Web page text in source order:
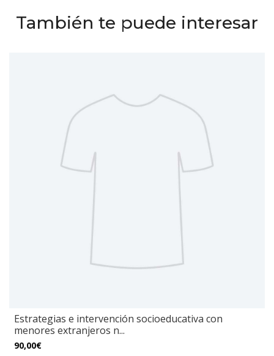
También te puede interesar
Estrategias e intervención socioeducativa con
menores extranjeros n...
90,00€